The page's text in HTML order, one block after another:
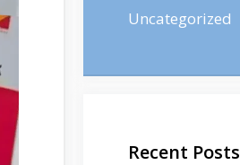
Uncategorized
Recent Posts